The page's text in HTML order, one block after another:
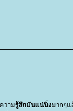
วามรู้สึกมันแน่นิ่งมากๆแ